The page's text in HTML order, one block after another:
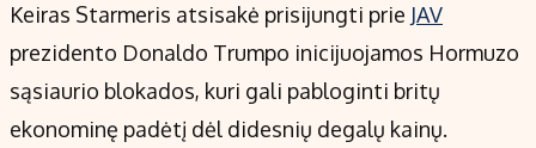
Kontaktai
Regionų naujienos
Indėlių palūkanos
Keiras Starmeris atsisakė prisijungti prie JAV
prezidento Donaldo Trumpo inicijuojamos Hormuzo
sąsiaurio blokados, kuri gali pabloginti britų
ekonominę padėtį dėl didesnių degalų kainų.